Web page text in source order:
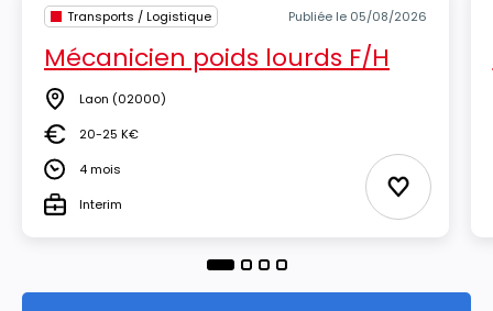
Transports / Logistique Publiée le 05/08/2026
Mécanicien poids lourds F/H
Lieu Laon (02000)
Salaire20-25 K€
Durée4 mois
TypeInterim Ajouter